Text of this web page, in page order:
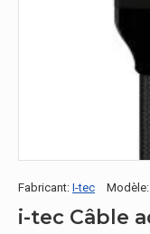
Fabricant: I-tec Modèle: